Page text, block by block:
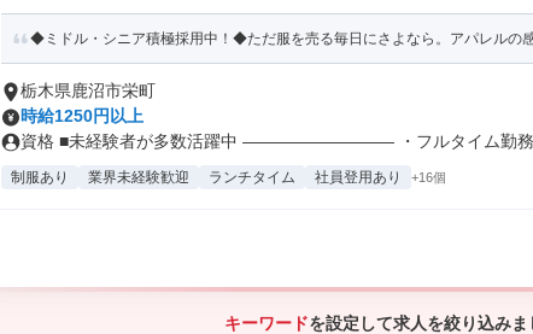
◆ミドル・シニア積極採用中！◆ただ服を売る毎日にさよなら。アパレルの
栃木県鹿沼市栄町
時給1250円以上
資格 ■未経験者が多数活躍中 ――――――――― ・フルタイム勤務
制服あり 業界未経験歓迎 ランチタイム 社員登用あり +16個
キーワードを設定して求人を絞り込みま